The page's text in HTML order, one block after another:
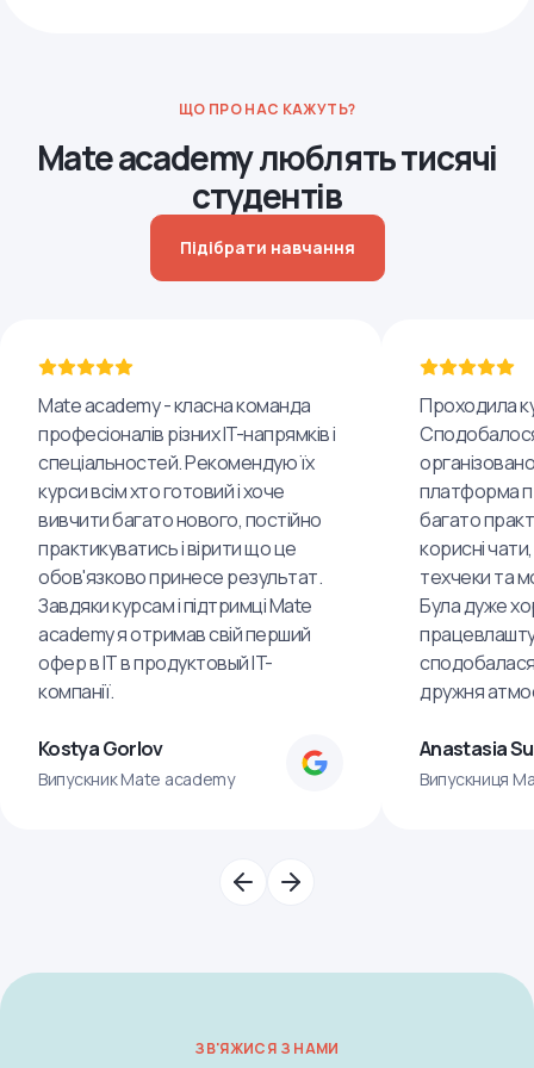
ЩО ПРО НАС КАЖУТЬ?
Mate academy люблять тисячі
студентів
Підібрати навчання
Mate academy - класна команда
професіоналів різних IT-напрямків і
спеціальностей. Рекомендую їх
курси всім хто готовий і хоче
вивчити багато нового, постійно
практикуватись і вірити що це
обов'язково принесе результат.
Завдяки курсам і підтримці Mate
academy я отримав свій перший
офер в IT в продуктовый IT-
компанії.
Kostya Gorlov
Випускник Mate academy
Проходила
платформа
багато
корисні
техчеки та
Була дуже
дружня
Anastasia
Випускниця
ЗВ'ЯЖИСЯ З НАМИ